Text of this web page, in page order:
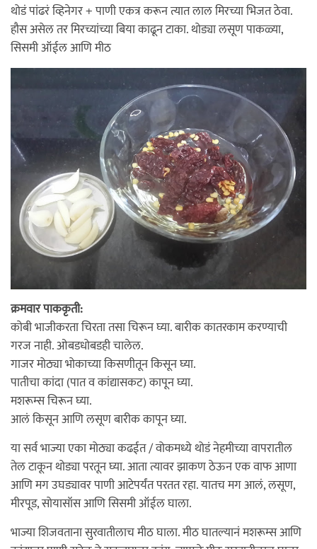
थोडं पांढरं व्हिनेगर + पाणी एकत्र करून त्यात लाल मिरच्या भिजत ठेवा.
हौस असेल तर मिरच्यांच्या बिया काढून टाका. थोड्या लसूण पाकळ्या,
सिसमी ऑईल आणि मीठ
क्रमवार पाककृती:
कोबी भाजीकरता चिरता तसा चिरून घ्या. बारीक कातरकाम करण्याची
गरज नाही. ओबडधोबडही चालेल.
गाजर मोठ्या भोकाच्या किसणीतून किसून घ्या.
पातीचा कांदा (पात व कांद्यासकट) कापून घ्या.
मशरूम्स चिरून घ्या.
आलं किसून आणि लसूण बारीक कापून घ्या.
या सर्व भाज्या एका मोठ्या कढईत / वोकमध्ये थोडं नेहमीच्या वापरातील
तेल टाकून थोड्या परतून घ्या. आता त्यावर झाकण ठेऊन एक वाफ आणा
आणि मग उघड्यावर पाणी आटेपर्यंत परतत रहा. यातच मग आलं, लसूण,
मीरपूड, सोयासॉस आणि सिसमी ऑईल घाला.
भाज्या शिजवताना सुरवातीलाच मीठ घाला. मीठ घातल्यानं मशरूम्स आणि